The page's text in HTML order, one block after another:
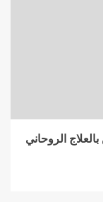
الروحاني